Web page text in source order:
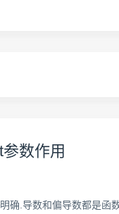
数作用
确.导数和偏导数都是